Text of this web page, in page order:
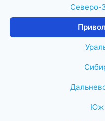
Северо-